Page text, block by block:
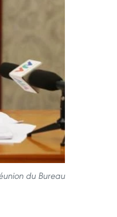
du Bureau